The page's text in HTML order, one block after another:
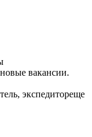
вакансии.
экспедитореще